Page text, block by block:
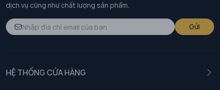
dịch vụ cũng như chất lượng sản phẩm.
Gửi
HỆ THỐNG CỬA HÀNG